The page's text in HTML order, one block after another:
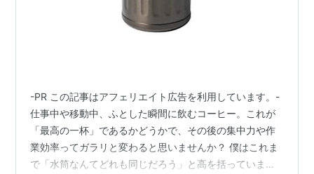
-PR この記事はアフェリエイト広告を利用しています。-
仕事中や移動中、ふとした瞬間に飲むコーヒー。これが
「最高の一杯」であるかどうかで、その後の集中力や作
業効率ってガラリと変わると思いませんか？ 僕はこれま
で「水筒なんてどれも同じだろう」と高を括っていまし